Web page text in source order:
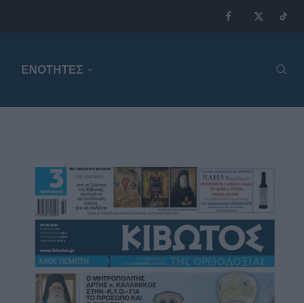
ΕΝΟΤΗΤΕΣ